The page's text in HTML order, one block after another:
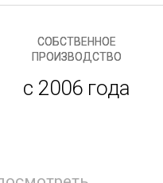
СОБСТВЕННОЕ
ПРОИЗВОДСТВО
с 2006 года